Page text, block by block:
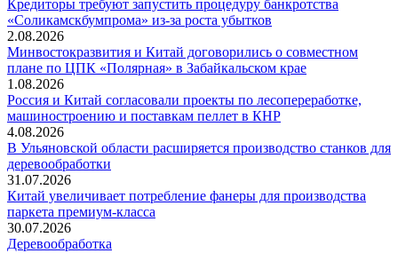
Кредиторы требуют запустить процедуру банкротства
«Соликамскбумпрома» из-за роста убытков
2.08.2026
Минвостокразвития и Китай договорились о совместном
плане по ЦПК «Полярная» в Забайкальском крае
1.08.2026
Россия и Китай согласовали проекты по лесопереработке,
машиностроению и поставкам пеллет в КНР
4.08.2026
В Ульяновской области расширяется производство станков для
деревообработки
31.07.2026
Китай увеличивает потребление фанеры для производства
паркета премиум-класса
30.07.2026
Деревообработка